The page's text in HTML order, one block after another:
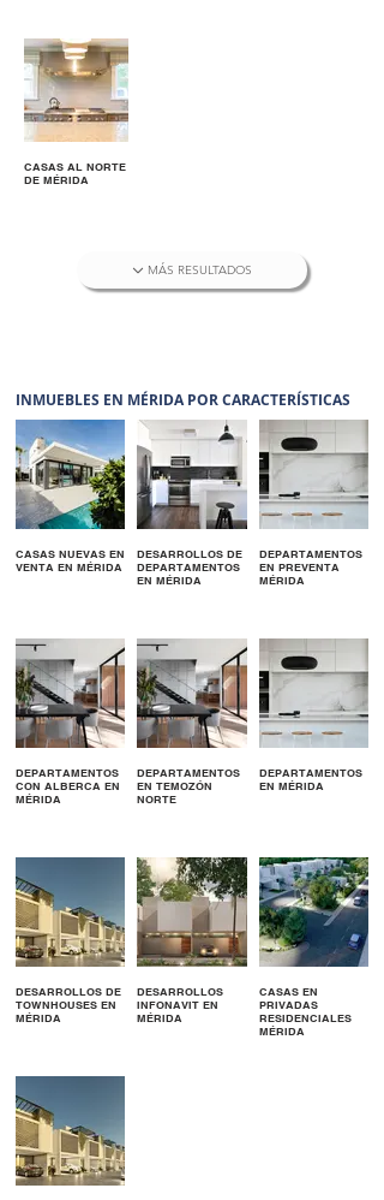
CASAS AL NORTE
DE MÉRIDA
MÁS RESULTADOS
INMUEBLES EN MÉRIDA POR CARACTERÍSTICAS
CASAS NUEVAS EN
VENTA EN MÉRIDA
DESARROLLOS DE
DEPARTAMENTOS
EN MÉRIDA
DEPARTAMENTOS
EN PREVENTA
MÉRIDA
DEPARTAMENTOS
CON ALBERCA EN
MÉRIDA
DEPARTAMENTOS
EN TEMOZÓN
NORTE
DEPARTAMENTOS
EN MÉRIDA
DESARROLLOS DE
TOWNHOUSES EN
MÉRIDA
DESARROLLOS
INFONAVIT EN
MÉRIDA
CASAS EN
PRIVADAS
RESIDENCIALES
MÉRIDA